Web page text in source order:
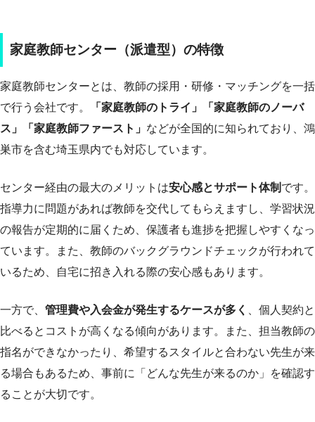
家庭教師センター（派遣型）の特徴
家庭教師センターとは、教師の採用・研修・マッチングを一括
で行う会社です。
「家庭教師のトライ」「家庭教師のノーバ
ス」「家庭教師ファースト」 などが全国的に知られており、鴻
巣市を含む埼玉県内でも対応しています。
センター経由の最大のメリットは安心感とサポート体制 です。
指導力に問題があれば教師を交代してもらえますし、学習状況
の報告が定期的に届くため、保護者も進捗を把握しやすくなっ
ています。また、教師のバックグラウンドチェックが行われて
いるため、自宅に招き入れる際の安心感もあります。
一方で、 管理費や入会金が発生するケースが多く
、個人契約と
比べるとコストが高くなる傾向があります。また、担当教師の
指名ができなかったり、希望するスタイルと合わない先生が来
る場合もあるため、事前に「どんな先生が来るのか」を確認す
ることが大切です。